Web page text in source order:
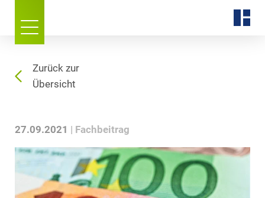
Zurück zur
Übersicht
27.09.2021 Fachbeitrag